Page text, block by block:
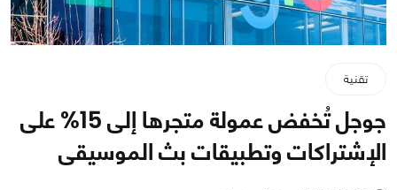
تقنية
جوجل تُخفض عمولة متجرها إلى 15% على
الإشتراكات وتطبيقات بث الموسيقى